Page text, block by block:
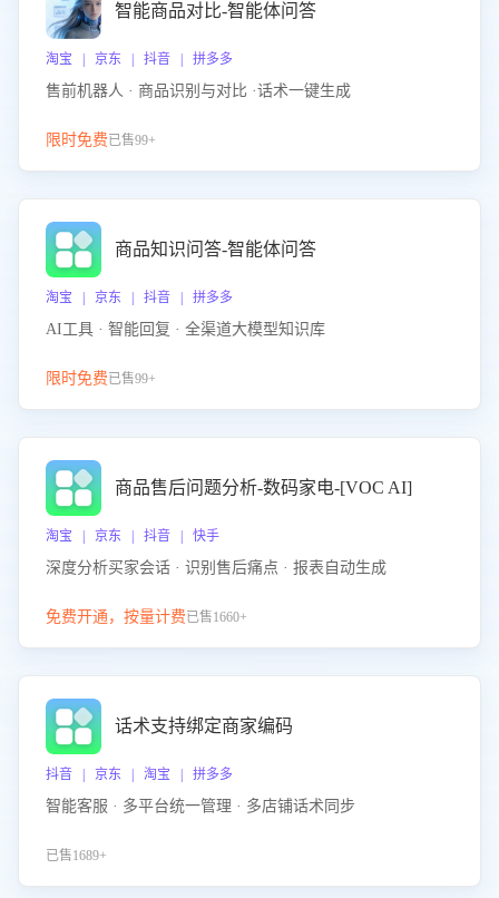
智能商品对比-智能体问答
淘宝 | 京东 | 抖音 | 拼多多
售前机器人 · 商品识别与对比 ·话术一键生成
限时免费已售99+
商品知识问答-智能体问答
淘宝 | 京东 | 抖音 | 拼多多
AI工具 · 智能回复 · 全渠道大模型知识库
限时免费已售99+
商品售后问题分析-数码家电-[VOC AI]
淘宝 | 京东 | 抖音 | 快手
深度分析买家会话 · 识别售后痛点 · 报表自动生成
免费开通，按量计费已售1660+
话术支持绑定商家编码
抖音 | 京东 | 淘宝 | 拼多多
智能客服 · 多平台统一管理 · 多店铺话术同步
已售1689+